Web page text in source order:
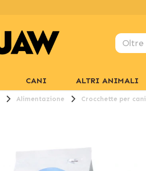
CANI ALTRI ANIMALI
Alimentazione Crocchette per cani